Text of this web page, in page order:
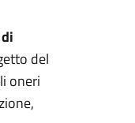
del
oneri